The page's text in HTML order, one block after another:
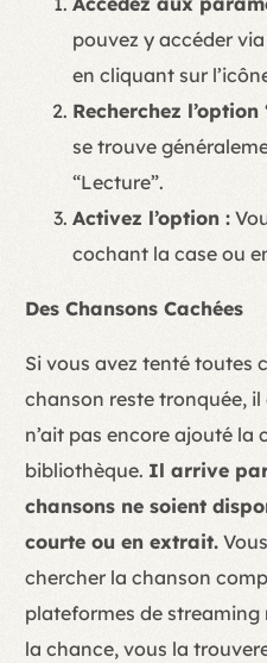
pouvez y accéder
en cliquant sur
Recherchez
se trouve
“Lecture”.
Activez l’option :
cochant la case ou
Des Chansons Cachées
Si vous avez tenté toutes
chanson reste tronquée,
n’ait pas encore ajouté la
bibliothèque. Il arrive
chansons ne soient
courte ou en extrait.
chercher la chanson
plateformes de streaming
la chance, vous la